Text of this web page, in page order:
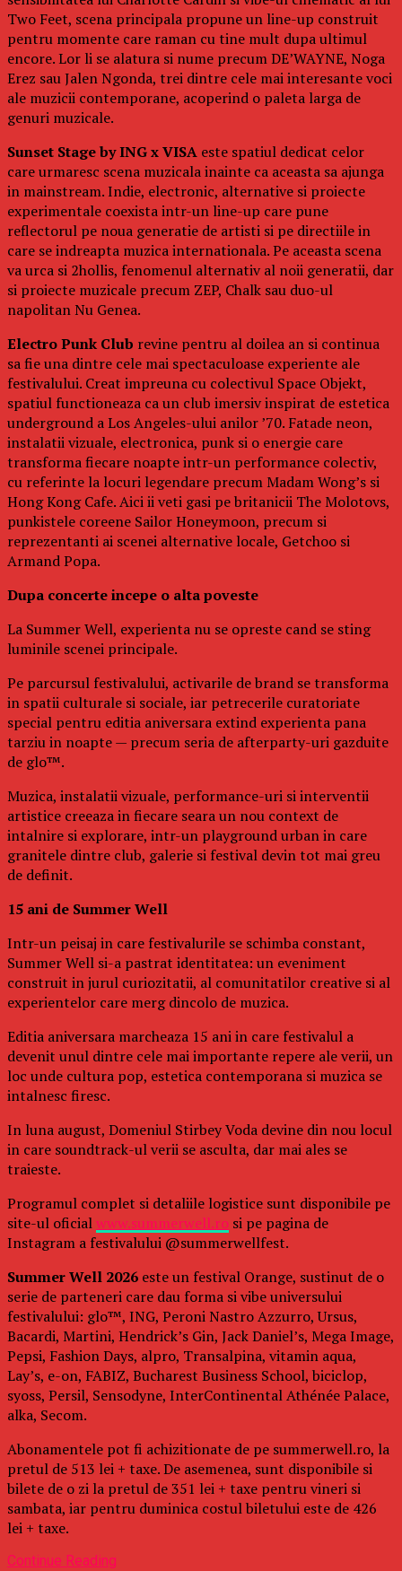
Two Feet, scena principala propune un line-up construit
pentru momente care raman cu tine mult dupa ultimul
encore. Lor li se alatura si nume precum DE’WAYNE, Noga
Erez sau Jalen Ngonda, trei dintre cele mai interesante voci
ale muzicii contemporane, acoperind o paleta larga de
genuri muzicale.
Sunset Stage by ING x VISA este spatiul dedicat celor
care urmaresc scena muzicala inainte ca aceasta sa ajunga
in mainstream. Indie, electronic, alternative si proiecte
experimentale coexista intr-un line-up care pune
reflectorul pe noua generatie de artisti si pe directiile in
care se indreapta muzica internationala. Pe aceasta scena
va urca si 2hollis, fenomenul alternativ al noii generatii, dar
si proiecte muzicale precum ZEP, Chalk sau duo-ul
napolitan Nu Genea.
Electro Punk Club revine pentru al doilea an si continua
sa fie una dintre cele mai spectaculoase experiente ale
festivalului. Creat impreuna cu colectivul Space Objekt,
spatiul functioneaza ca un club imersiv inspirat de estetica
underground a Los Angeles-ului anilor ’70. Fatade neon,
instalatii vizuale, electronica, punk si o energie care
transforma fiecare noapte intr-un performance colectiv,
cu referinte la locuri legendare precum Madam Wong’s si
Hong Kong Cafe. Aici ii veti gasi pe britanicii The Molotovs,
punkistele coreene Sailor Honeymoon, precum si
reprezentanti ai scenei alternative locale, Getchoo si
Armand Popa.
Dupa concerte incepe o alta poveste
La Summer Well, experienta nu se opreste cand se sting
luminile scenei principale.
Pe parcursul festivalului, activarile de brand se transforma
in spatii culturale si sociale, iar petrecerile curatoriate
special pentru editia aniversara extind experienta pana
tarziu in noapte — precum seria de afterparty-uri gazduite
de glo™.
Muzica, instalatii vizuale, performance-uri si interventii
artistice creeaza in fiecare seara un nou context de
intalnire si explorare, intr-un playground urban in care
granitele dintre club, galerie si festival devin tot mai greu
de definit.
15 ani de Summer Well
Intr-un peisaj in care festivalurile se schimba constant,
Summer Well si-a pastrat identitatea: un eveniment
construit in jurul curiozitatii, al comunitatilor creative si al
experientelor care merg dincolo de muzica.
Editia aniversara marcheaza 15 ani in care festivalul a
devenit unul dintre cele mai importante repere ale verii, un
loc unde cultura pop, estetica contemporana si muzica se
intalnesc firesc.
In luna august, Domeniul Stirbey Voda devine din nou locul
in care soundtrack-ul verii se asculta, dar mai ales se
traieste.
Programul complet si detaliile logistice sunt disponibile pe
site-ul oficialwww.summerwell.ro si pe pagina de
Instagram a festivalului @summerwellfest.
Summer Well 2026 este un festival Orange, sustinut de o
serie de parteneri care dau forma si vibe universului
festivalului: glo™, ING, Peroni Nastro Azzurro, Ursus,
Bacardi, Martini, Hendrick’s Gin, Jack Daniel’s, Mega Image,
Pepsi, Fashion Days, alpro, Transalpina, vitamin aqua,
Lay’s, e-on, FABIZ, Bucharest Business School, biciclop,
syoss, Persil, Sensodyne, InterContinental Athénée Palace,
alka, Secom.
Abonamentele pot fi achizitionate de pe summerwell.ro, la
pretul de 513 lei + taxe. De asemenea, sunt disponibile si
bilete de o zi la pretul de 351 lei + taxe pentru vineri si
sambata, iar pentru duminica costul biletului este de 426
lei + taxe.
Continue Reading